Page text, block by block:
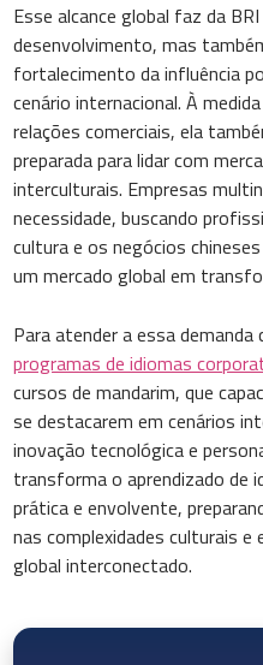
Esse alcance global faz da
desenvolvimento, mas
fortalecimento da influência
cenário internacional. À
relações comerciais, ela
preparada para lidar com
interculturais. Empresas
necessidade, buscando
cultura e os negócios
um mercado global em
Para atender a essa
programas de idiomas
cursos de mandarim, que
se destacarem em cenários
inovação tecnológica e
transforma o aprendizado de
prática e envolvente,
nas complexidades culturais e
global interconectado.